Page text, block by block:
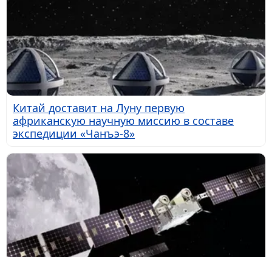
Китай доставит на Луну первую
африканскую научную миссию в составе
экспедиции «Чанъэ-8»